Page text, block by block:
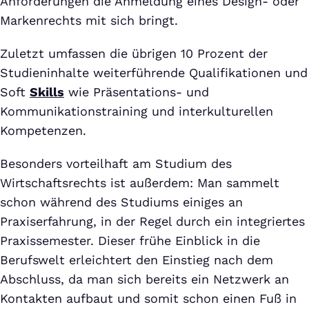
Markenrechts mit sich bringt.
Zuletzt umfassen die übrigen 10 Prozent der
Studieninhalte weiterführende Qualifikationen und
Soft Skills wie Präsentations- und
Kommunikationstraining und interkulturellen
Kompetenzen.
Besonders vorteilhaft am Studium des
Wirtschaftsrechts ist außerdem: Man sammelt
schon während des Studiums einiges an
Praxiserfahrung, in der Regel durch ein integriertes
Praxissemester. Dieser frühe Einblick in die
Berufswelt erleichtert den Einstieg nach dem
Abschluss, da man sich bereits ein Netzwerk an
Kontakten aufbaut und somit schon einen Fuß in